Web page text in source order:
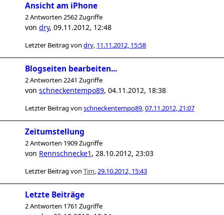
Ansicht am iPhone
2 Antworten 2562 Zugriffe
von dry, 09.11.2012, 12:48
Letzter Beitrag von dry, 11.11.2012, 15:58
Blogseiten bearbeiten...
2 Antworten 2241 Zugriffe
von schneckentempo89, 04.11.2012, 18:38
Letzter Beitrag von schneckentempo89,07.11.2012, 21:07
Zeitumstellung
2 Antworten 1909 Zugriffe
von Rennschnecke1 , 28.10.2012, 23:03
Letzter Beitrag von Tim,29.10.2012, 15:43
Letzte Beiträge
2 Antworten 1761 Zugriffe